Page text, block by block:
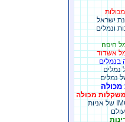
ישראל
ונמלים
חיפה
אשדוד
בנמלים
נמלים
נמלים
מכולה
מכולה